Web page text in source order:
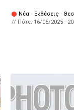
Νέα · Εκθέσεις ·
// Πότε: 16/05/2025 -